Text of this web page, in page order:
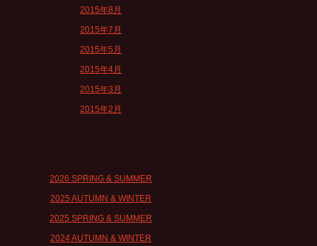
2015年8月
2015年7月
2015年5月
2015年4月
2015年3月
2015年2月
2026 SPRING & SUMMER
2025 AUTUMN & WINTER
2025 SPRING & SUMMER
2024 AUTUMN & WINTER